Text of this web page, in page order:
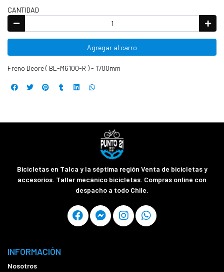
CANTIDAD
Agregar al carro
Freno Deore ( BL-M6100-R ) - 1700mm
Bicicletas en Talca y la séptima región Venta de bicicletas y
accesorios. Taller mecánico bicicletas. Compras online con
despacho a todo Chile.
INFORMACIÓN
Nosotros